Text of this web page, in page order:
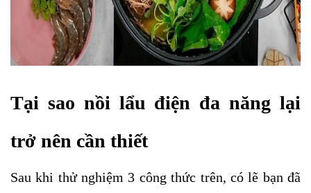
Tại sao nồi lẩu điện đa năng lại
trở nên cần thiết
Sau khi thử nghiệm 3 công thức trên, có lẽ bạn đã